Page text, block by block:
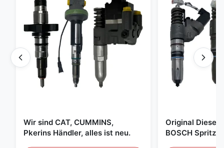
Wir sind CAT, CUMMINS,
Pkerins Händler, alles ist neu.
Original Diesel
BOSCH